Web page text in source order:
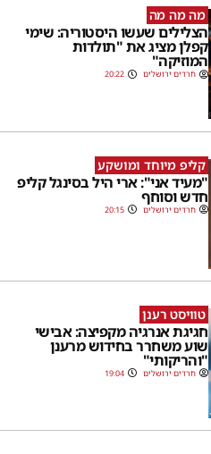
מה מה מה
הצלילים שעשו היסטוריה: שימי
קפלן מציג את "תולדות
המוזיקה"
חרדים ירושלים 20:22
קליפ מיוחד ומושקע
"מעיד אני": ארי היל בסינגל קליפ
חדש וסוחף
חרדים ירושלים 20:15
טוויסט רענן
חגיגת אנרגיה מקפיצה: אבישי
שוע משחרר בחידוש מרענן
"והריקותי"
חרדים ירושלים 19:04